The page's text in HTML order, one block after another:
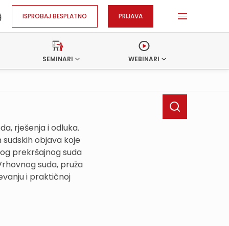
ISPROBAJ BESPLATNO PRIJAVA
SEMINARI WEBINARI
rješenja i odluka.
objava koje
prekršajnog suda
suda, pruža
i praktičnoj